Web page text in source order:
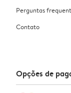
Perguntas
Contato
Opções de